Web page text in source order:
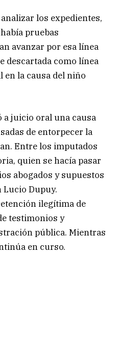
los expedientes,
pruebas
avanzar por esa línea
descartada como línea
la causa del niño
a juicio oral una causa
de entorpecer la
Entre los imputados
quien se hacía pasar
abogados y supuestos
Lucio Dupuy.
ilegítima de
testimonios y
pública. Mientras
en curso.